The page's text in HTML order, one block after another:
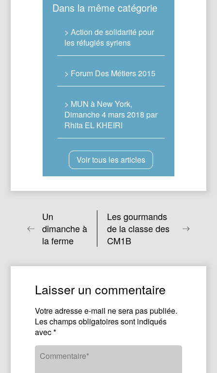
Dans la même catégorie
> Action de solidarité pour
les réfugiés syriens
> Forum Des Métiers 2015
> MUN à New York,
Dimanche 4 mars 2018 par
Rhita EL KHEIRI
Voir tous les articles
Un
dimanche à
la ferme
Les gourmands
de la classe des
CM1B
Laisser un commentaire
Votre adresse e-mail ne sera pas publiée.
Les champs obligatoires sont indiqués
avec*